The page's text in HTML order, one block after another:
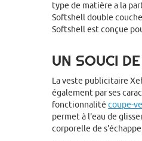
type de matière a la
Softshell double
Softshell est conçue
UN SOUCI
La veste publicitaire
également par ses
fonctionnalité coupe-
permet à l'eau de
corporelle de